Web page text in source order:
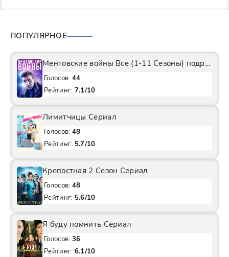
ПОПУЛЯРНОЕ
Ментовские войны Все (1-11 Сезоны) подряд Сериал
Голосов: 44
Рейтинг: 7.1/10
Лимитчицы Сериал
Голосов: 48
Рейтинг: 5.7/10
Крепостная 2 Сезон Сериал
Голосов: 48
Рейтинг: 5.6/10
Я буду помнить Сериал
Голосов: 36
Рейтинг: 6.1/10